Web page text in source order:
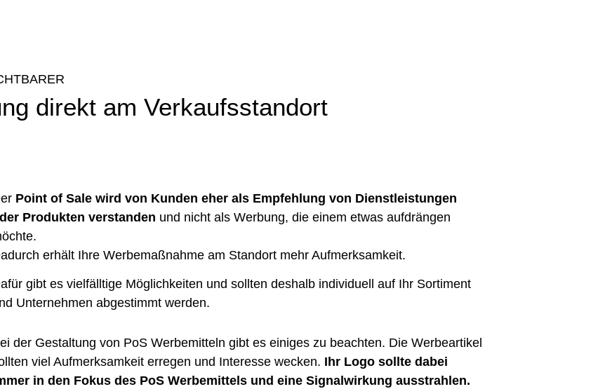
direkt am Verkaufsstandort
Point of Sale wird von Kunden eher als Empfehlung von Dienstleistungen
Produkten verstanden und nicht als Werbung, die einem etwas aufdrängen
erhält Ihre Werbemaßnahme am Standort mehr Aufmerksamkeit.
gibt es vielfälltige Möglichkeiten und sollten deshalb individuell auf Ihr Sortiment
Unternehmen abgestimmt werden.
der Gestaltung von PoS Werbemitteln gibt es einiges zu beachten. Die Werbeartikel
viel Aufmerksamkeit erregen und Interesse wecken. Ihr Logo sollte dabei
in den Fokus des PoS Werbemittels und eine Signalwirkung ausstrahlen.